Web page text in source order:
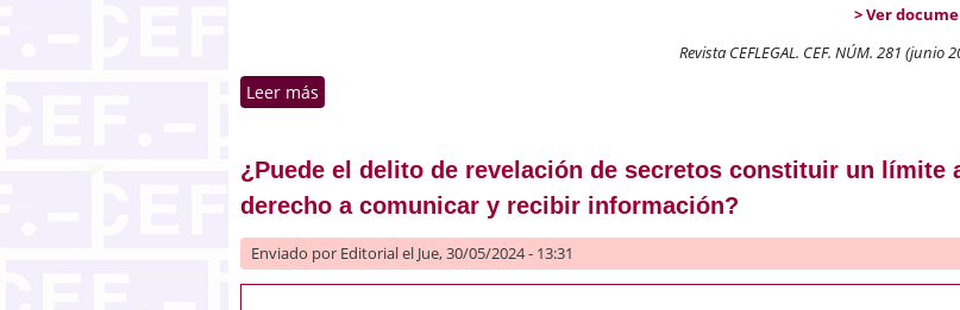
> Ver
Revista CEFLEGAL. CEF. NÚM. 281 (junio
Leer más
¿Puede el delito de revelación de secretos constituir un límite
derecho a comunicar y recibir información?
Enviado por Editorialel Jue, 30/05/2024 - 13:31